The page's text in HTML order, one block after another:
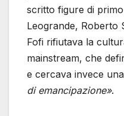
scritto figure di
Leogrande, Roberto
Fofi rifiutava la
mainstream, che
e cercava invece
di emancipazione».